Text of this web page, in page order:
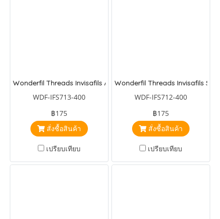
Wonderfil Threads Invisafils Aqua
WDF-IFS713-400
฿175
สั่งซื้อสินค้า
เปรียบเทียบ
Wonderfil Threads Invisafils
WDF-IFS712-400
฿175
สั่งซื้อสินค้า
เปรียบเทียบ